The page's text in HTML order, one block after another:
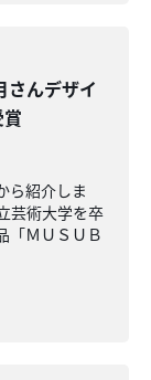
さんデザイ
ら紹介しま
芸術大学を卒
「ＭＵＳＵＢ